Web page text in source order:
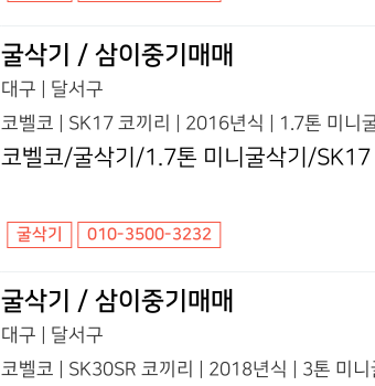
굴삭기 / 삼이중기매매
대구 | 달서구
코벨코 | SK17 코끼리 | 2016년식 | 1.7톤 미니
코벨코/굴삭기/1.7톤 미니굴삭기/
굴삭기 010-3500-3232
굴삭기 / 삼이중기매매
대구 | 달서구
코벨코 | SK30SR 코끼리 | 2018년식 | 3톤 미니